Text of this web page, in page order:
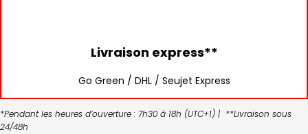
Livraison express**
Go Green / DHL / Seujet Express
*Pendant les heures d’ouverture : 7h30 à 18h (UTC+1) | **Livraison sous
24/48h